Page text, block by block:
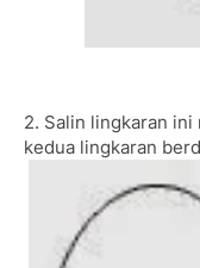
2. Salin lingkaran ini
kedua lingkaran